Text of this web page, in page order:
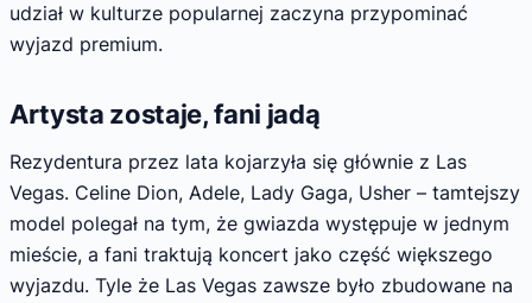
udział w kulturze popularnej zaczyna przypominać
wyjazd premium.
Artysta zostaje, fani jadą
Rezydentura przez lata kojarzyła się głównie z Las
Vegas. Celine Dion, Adele, Lady Gaga, Usher – tamtejszy
model polegał na tym, że gwiazda występuje w jednym
mieście, a fani traktują koncert jako część większego
wyjazdu. Tyle że Las Vegas zawsze było zbudowane na